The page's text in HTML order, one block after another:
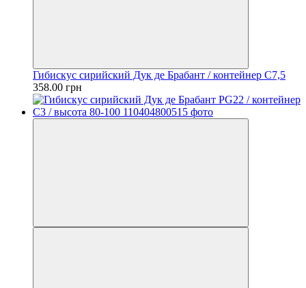
Гибискус сирийский Дук де Брабант / контейнер C7,5
358.00 грн